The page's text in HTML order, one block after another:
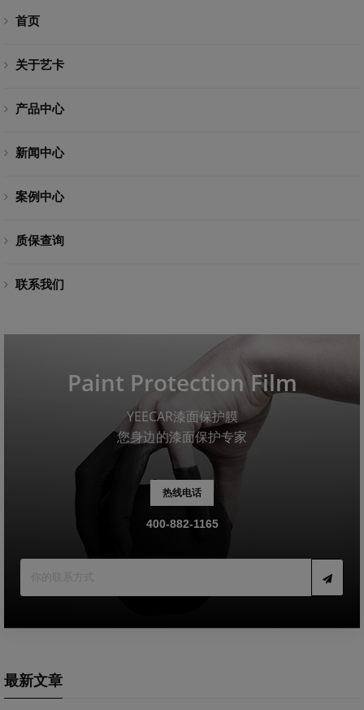
首页
关于艺卡
产品中心
新闻中心
案例中心
质保查询
联系我们
Paint Protection Film
YEECAR漆面保护膜
您身边的漆面保护专家
热线电话
400-882-1165
最新文章